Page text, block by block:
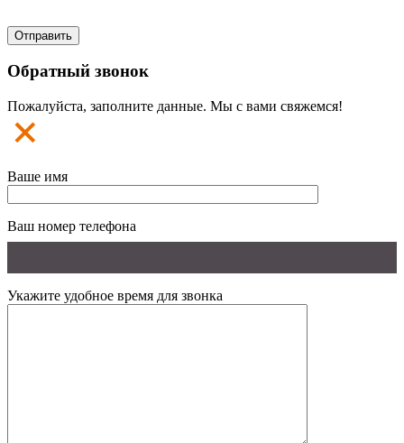
Обратный звонок
Пожалуйста, заполните данные. Мы с вами свяжемся!
Ваше имя
Ваш номер телефона
Укажите удобное время для звонка